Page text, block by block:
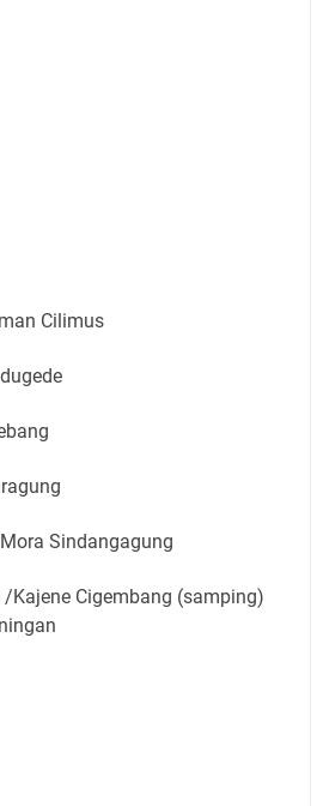
Cilimus
Sindangagung
Kajene Cigembang (samping)